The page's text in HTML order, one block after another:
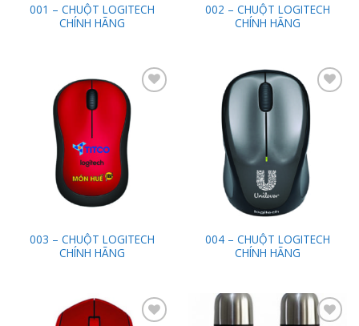
001 – CHUỘT LOGITECH
CHÍNH HÃNG
002 – CHUỘT LOGITECH
CHÍNH HÃNG
Wishlist
003 – CHUỘT LOGITECH
CHÍNH HÃNG
Add to
Wishlist
004 – CHUỘT LOGITECH
CHÍNH HÃNG